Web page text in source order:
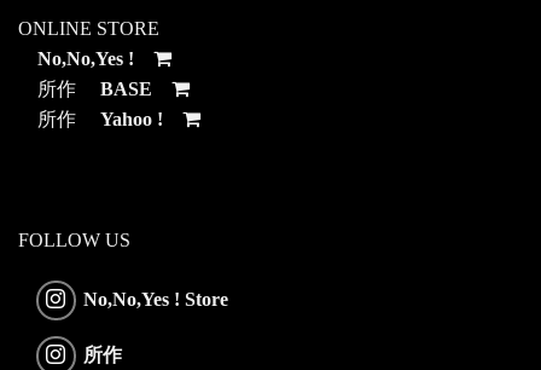
ONLINE STORE
No,No,Yes !
所作 BASE
所作 Yahoo !
FOLLOW US
No,No,Yes ! Store
所作